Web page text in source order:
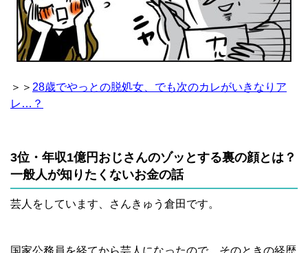
＞＞ 28歳でやっとの脱処女、でも次のカレがいきなりア
レ…？
3位・年収1億円おじさんのゾッとする裏の顔とは？
一般人が知りたくないお金の話
芸人をしています、さんきゅう倉田です。
国家公務員を経てから芸人になったので、そのときの経歴